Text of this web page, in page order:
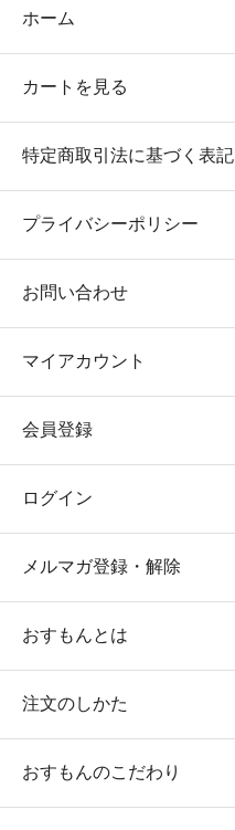
ホーム
カートを見る
特定商取引法に基づく表記
プライバシーポリシー
お問い合わせ
マイアカウント
会員登録
ログイン
メルマガ登録・解除
おすもんとは
注文のしかた
おすもんのこだわり